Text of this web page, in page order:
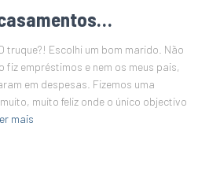
truque?! Escolhi um bom marido. Não
fiz empréstimos e nem os meus pais,
em despesas. Fizemos uma
muito feliz onde o único objectivo
mais